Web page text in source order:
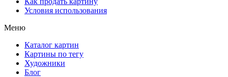
Условия использования
Меню
Каталог картин
Картины по тегу
Художники
Блог